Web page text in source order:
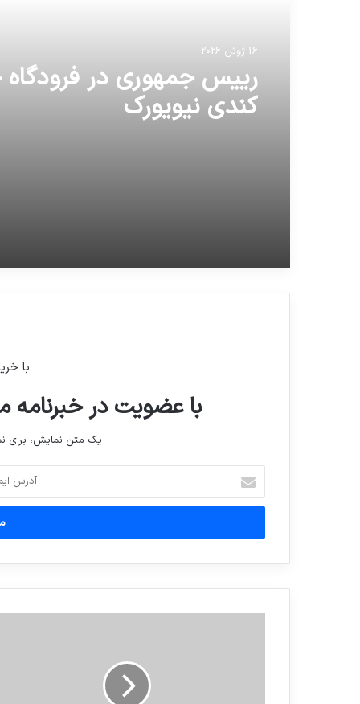
16 ژوئن 2026
رییس جمهوری در
کندی نیویورک
با
با عضویت در خبرنامه
یک متن نمایش،
آدرس
ایمیل
خود
وارد